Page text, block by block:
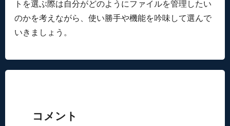
トを選ぶ際は自分がどのようにファイルを管理したい
のかを考えながら、使い勝手や機能を吟味して選んで
いきましょう。
コメント